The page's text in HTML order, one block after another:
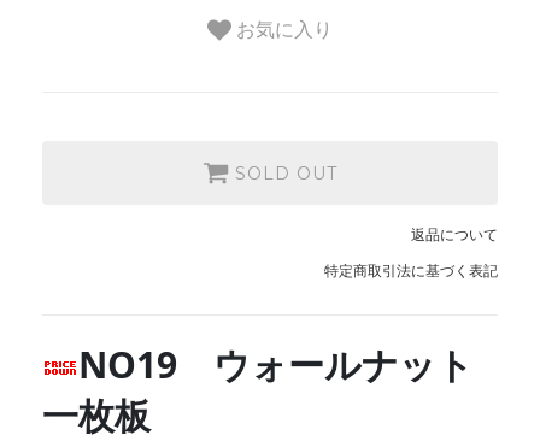
お気に入り
SOLD OUT
返品について
特定商取引法に基づく表記
NO19 ウォールナット
一枚板